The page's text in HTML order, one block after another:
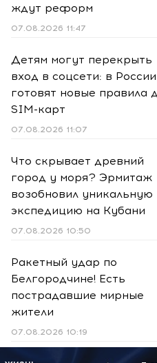
ждут реформ
07.08.2026 11:47
Детям могут перекрыть
вход в соцсети: в России
готовят новые правила
SIM-карт
07.08.2026 11:07
Что скрывает древний
город у моря? Эрмитаж
возобновил уникальную
экспедицию на Кубани
07.08.2026 10:50
Ракетный удар по
Белгородчине! Есть
пострадавшие мирные
жители
07.08.2026 10:19